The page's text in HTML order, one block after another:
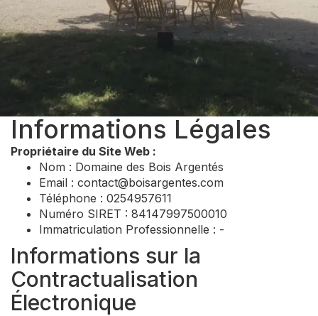
Informations Légales
Propriétaire du Site Web :
Nom : Domaine des Bois Argentés
Email : contact@boisargentes.com
Téléphone : 0254957611
Numéro SIRET : 84147997500010
Immatriculation Professionnelle : -
Informations sur la
Contractualisation
Électronique